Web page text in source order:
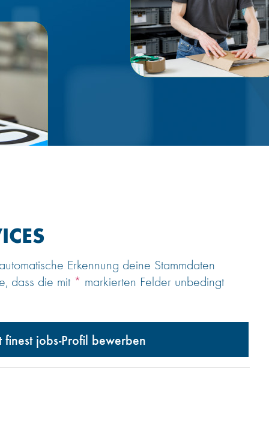
Erkennung deine Stammdaten
dass die mit * markierten Felder unbedingt
finest jobs-Profil bewerben